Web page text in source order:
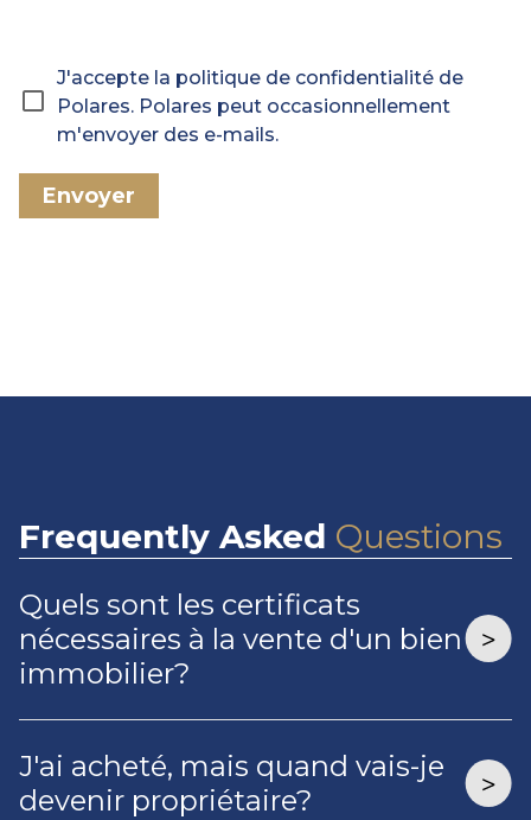
J'accepte la politique de confidentialité de
Polares. Polares peut occasionnellement
m'envoyer des e-mails.
Envoyer
Frequently Asked Questions
Quels sont les certificats
nécessaires à la vente d'un bien
immobilier?
J'ai acheté, mais quand vais-je
devenir propriétaire?